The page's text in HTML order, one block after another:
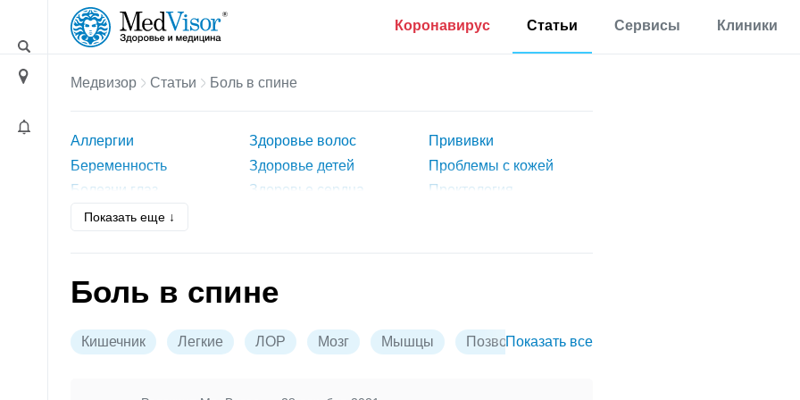
Коронавирус
Мониторинг по России
Статьи
Мигрень
Сервисы Клиники
Медвизор Статьи Боль в спине
Аллергии
Беременность
Болезни глаз
Болезни ног
Борьба с алкоголизмом
Гастроэнтерология
Здоровье волос
Здоровье детей
Здоровье сердца
Мигрень
Мужское здоровье
Прививки
Проблемы с кожей
Проктология
поведения
Симптомы рака легких
Показать еще ↓
Боль в спине
Кишечник Легкие ЛОР Мозг Мышцы Позвоночник Почки
Показать все